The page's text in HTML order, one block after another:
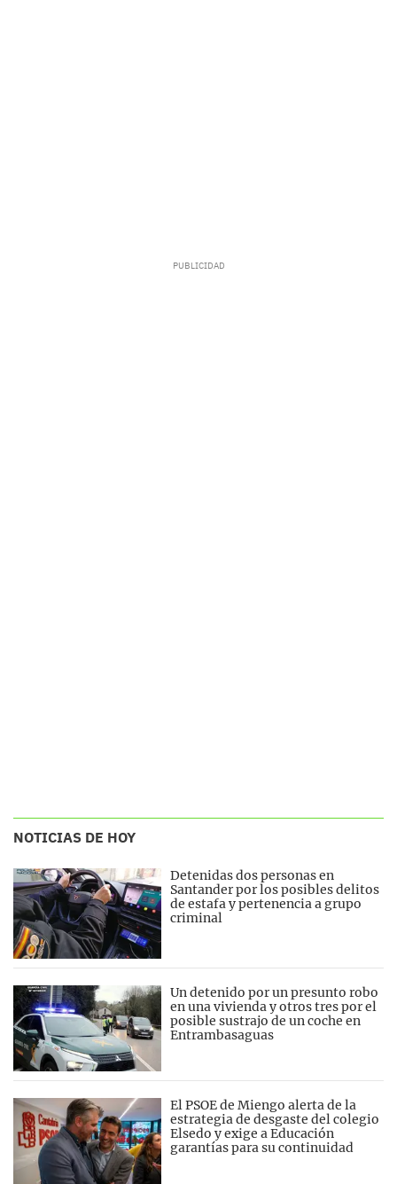
NOTICIAS DE HOY
Detenidas dos personas en
Santander por los posibles delitos
de estafa y pertenencia a grupo
criminal
Un detenido por un presunto robo
en una vivienda y otros tres por el
posible sustrajo de un coche en
Entrambasaguas
El PSOE de Miengo alerta de la
estrategia de desgaste del colegio
Elsedo y exige a Educación
garantías para su continuidad